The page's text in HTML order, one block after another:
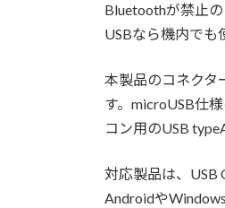
Bluetoothが禁止
USBなら機内でも
本製品のコネクタ
す。microUSB仕
コン用のUSB
対応製品は、USB
Androidや